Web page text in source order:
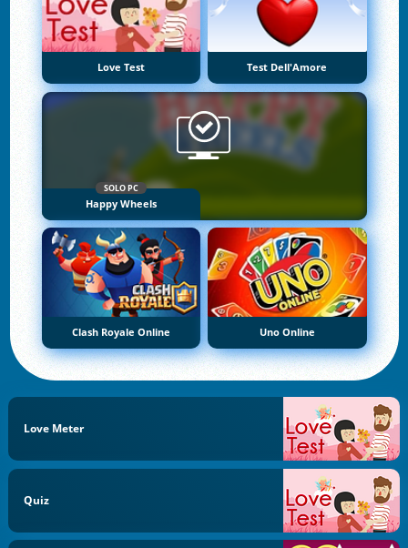
Love Test Test Dell'Amore
SOLO PC
Happy Wheels
Clash Royale Online Uno Online
Love Meter
Quiz